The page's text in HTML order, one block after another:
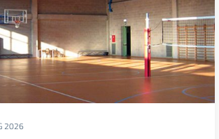
2026